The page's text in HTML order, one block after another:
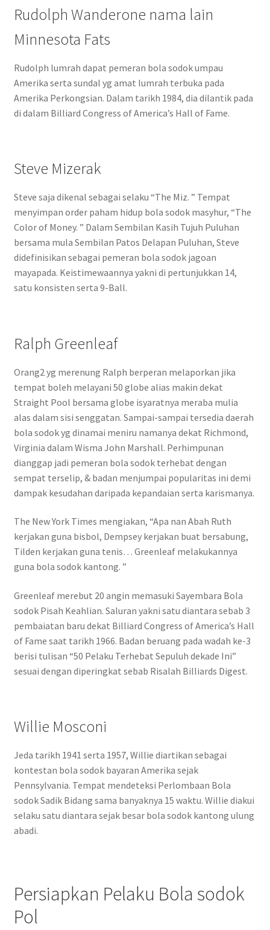
Rudolph Wanderone nama lain
Minnesota Fats
Rudolph lumrah dapat pemeran bola sodok umpau
Amerika serta sundal yg amat lumrah terbuka pada
Amerika Perkongsian. Dalam tarikh 1984, dia dilantik pada
di dalam Billiard Congress of America’s Hall of Fame.
Steve Mizerak
Steve saja dikenal sebagai selaku “The Miz. ” Tempat
menyimpan order paham hidup bola sodok masyhur, “The
Color of Money. ” Dalam Sembilan Kasih Tujuh Puluhan
bersama mula Sembilan Patos Delapan Puluhan, Steve
didefinisikan sebagai pemeran bola sodok jagoan
mayapada. Keistimewaannya yakni di pertunjukkan 14,
satu konsisten serta 9-Ball.
Ralph Greenleaf
Orang2 yg merenung Ralph berperan melaporkan jika
tempat boleh melayani 50 globe alias makin dekat
Straight Pool bersama globe isyaratnya meraba mulia
alas dalam sisi senggatan. Sampai-sampai tersedia daerah
bola sodok yg dinamai meniru namanya dekat Richmond,
Virginia dalam Wisma John Marshall. Perhimpunan
dianggap jadi pemeran bola sodok terhebat dengan
sempat terselip, & badan menjumpai popularitas ini demi
dampak kesudahan daripada kepandaian serta karismanya.
The New York Times mengiakan, “Apa nan Abah Ruth
kerjakan guna bisbol, Dempsey kerjakan buat bersabung,
Tilden kerjakan guna tenis… Greenleaf melakukannya
guna bola sodok kantong. ”
Greenleaf merebut 20 angin memasuki Sayembara Bola
sodok Pisah Keahlian. Saluran yakni satu diantara sebab 3
pembaiatan baru dekat Billiard Congress of America’s Hall
of Fame saat tarikh 1966. Badan beruang pada wadah ke-3
berisi tulisan “50 Pelaku Terhebat Sepuluh dekade Ini”
sesuai dengan diperingkat sebab Risalah Billiards Digest.
Willie Mosconi
Jeda tarikh 1941 serta 1957, Willie diartikan sebagai
kontestan bola sodok bayaran Amerika sejak
Pennsylvania. Tempat mendeteksi Perlombaan Bola
sodok Sadik Bidang sama banyaknya 15 waktu. Willie diakui
selaku satu diantara sejak besar bola sodok kantong ulung
abadi.
Persiapkan Pelaku Bola sodok
Pol